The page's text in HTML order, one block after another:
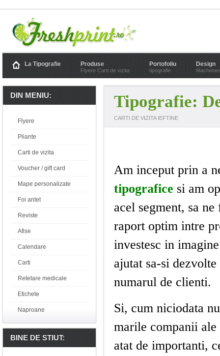
La Tipografie Produse
Flyere Carti de vizita
Portofoliu
tipografie
Design
Tipografie:
CARTI DE VIZITA IEFTINE
Am inceput prin a
tipografice si am
acel segment, sa
raport optim intre
investesc in
ajutat sa-si
numarul de clienti.
Si, cum niciodata
marile companii
atat de importanti,
DIN MENIU:
Flyere
Pliante
Carti de vizita
Voucher / gift card
Mape personalizate
Foi antet
Reviste
Afise
Calendare
Carti
Retetare medicale
Etichete
Naproane
BINE DE STIUT: